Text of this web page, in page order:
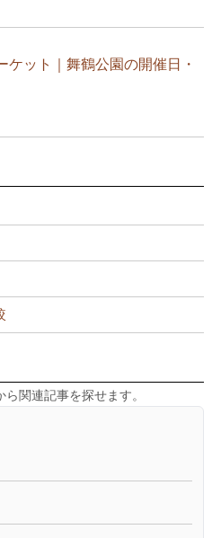
ケット｜舞鶴公園の開催日・
関連記事を探せます。